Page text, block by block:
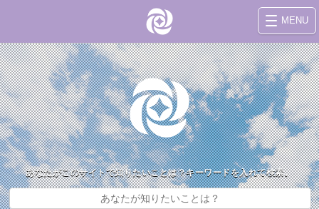
MENU
あなたがこのサイトで知りたいことは？キーワードを入れて検索。